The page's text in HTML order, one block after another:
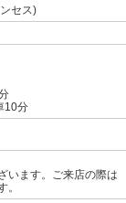
セス)
10分
います。ご来店の際は
。
陸
州